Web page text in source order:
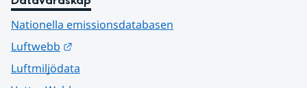
Nationella emissionsdatabasen
Luftwebb
Luftmiljödata